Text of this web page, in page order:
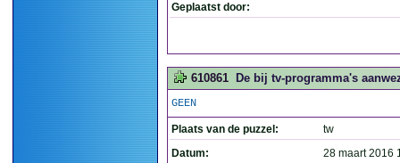
Geplaatst door:
610861 De bij tv-programma's
GEEN
Plaats van de puzzel:
tw
Datum:
28 maart 2016